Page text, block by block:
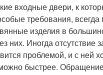
входные двери, к
требования, всегда
изделия в
них. Иногда отсутствие
проблемой, и с ней
быстрее.